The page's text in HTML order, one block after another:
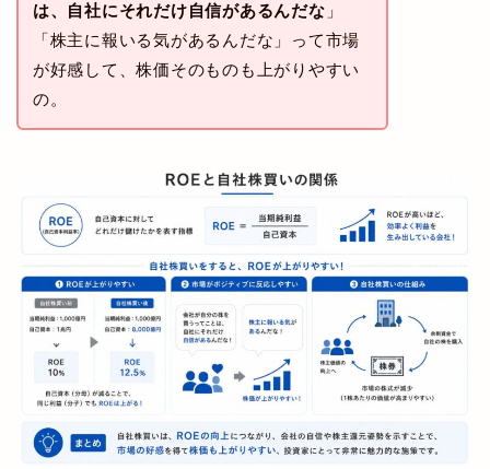
は、自社にそれだけ自信があるんだな 」
「株主に報いる気があるんだな」って市場
が好感して、株価そのものも上がりやすい
の。